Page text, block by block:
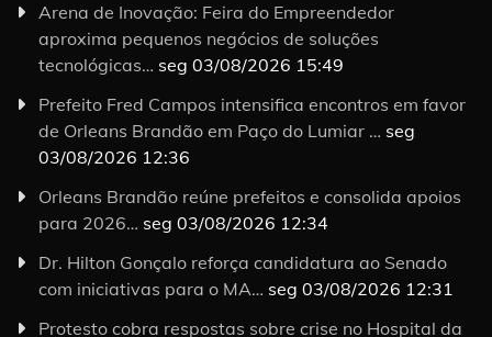
Arena de Inovação: Feira do Empreendedor
aproxima pequenos negócios de soluções
tecnológicas… seg 03/08/2026 15:49
Prefeito Fred Campos intensifica encontros em favor
de Orleans Brandão em Paço do Lumiar … seg
03/08/2026 12:36
Orleans Brandão reúne prefeitos e consolida apoios
para 2026… seg 03/08/2026 12:34
Dr. Hilton Gonçalo reforça candidatura ao Senado
com iniciativas para o MA… seg 03/08/2026 12:31
Protesto cobra respostas sobre crise no Hospital da